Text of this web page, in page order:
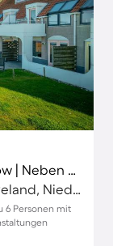
Familienfreundlicher toller Bungalow | Neben dem Strand
Brouwershaven, Schouwen-Duiveland, Niederlande
6 Personen mit